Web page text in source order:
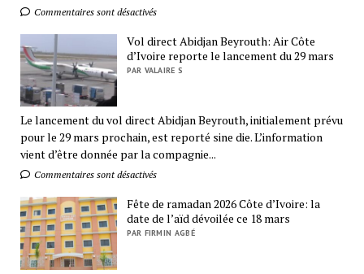
Commentaires sont désactivés
Vol direct Abidjan Beyrouth: Air Côte
d’Ivoire reporte le lancement du 29 mars
PAR VALAIRE S
Le lancement du vol direct Abidjan Beyrouth, initialement prévu
pour le 29 mars prochain, est reporté sine die. L’information
vient d’être donnée par la compagnie...
Commentaires sont désactivés
Fête de ramadan 2026 Côte d’Ivoire: la
date de l’aïd dévoilée ce 18 mars
PAR FIRMIN AGBÉ